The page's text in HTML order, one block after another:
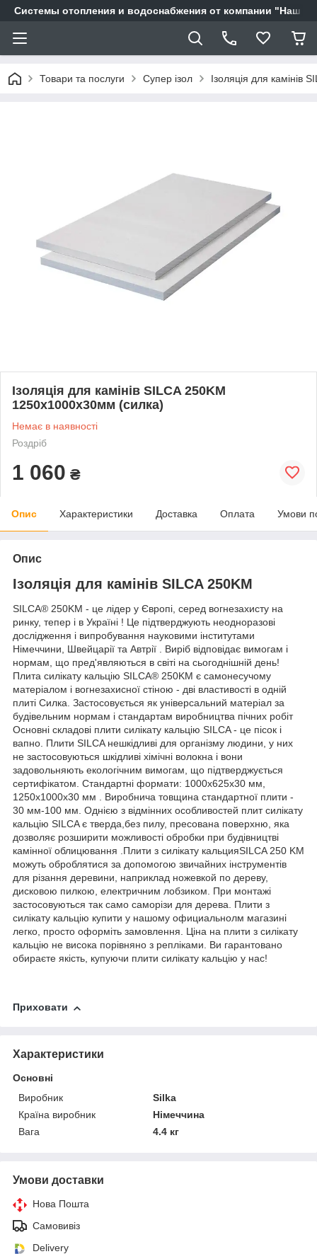
Системы отопления и водоснабжения от компании "Наш
Товари та послуги Супер ізол Ізоляція для камінів
Ізоляція для камінів SILCA 250KM
1250х1000х30мм (силка)
Немає в наявності
Роздріб
1 060 ₴
Опис Характеристики Доставка Оплата Умови
Опис
Ізоляція для камінів SILCA 250KM
SILCA® 250KM - це лідер у Європі, серед вогнезахисту на
ринку, тепер і в Україні ! Це підтверджують неодноразові
дослідження і випробування науковими інститутами
Німеччини, Швейцарії та Автрії . Виріб відповідає вимогам і
нормам, що пред'являються в світі на сьогоднішній день!
Плита силікату кальцію SILCA® 250KM є самонесучому
матеріалом і вогнезахисної стіною - дві властивості в одній
плиті Силка. Застосовується як універсальний матеріал за
будівельним нормам і стандартам виробництва пічних робіт
Основні складові плити силікату кальцію SILCA - це пісок і
вапно. Плити SILCA нешкідливі для організму людини, у них
не застосовуються шкідливі хімічні волокна і вони
задовольняють екологічним вимогам, що підтверджується
сертифікатом. Стандартні формати: 1000х625х30 мм,
1250х1000х30 мм . Виробнича товщина стандартної плити -
30 мм-100 мм. Однією з відмінних особливостей плит силікату
кальцію SILCA є тверда,без пилу, пресована поверхню, яка
дозволяє розширити можливості обробки при будівництві
камінної облицювання .Плити з силікату кальцияSILCA 250 KM
можуть оброблятися за допомогою звичайних інструментів
для різання деревини, наприклад ножевкой по дереву,
дисковою пилкою, електричним лобзиком. При монтажі
застосовуються так само саморізи для дерева. Плити з
силікату кальцію купити у нашому официальнолм магазині
легко, просто оформіть замовлення. Ціна на плити з силікату
кальцію не висока порівняно з репліками. Ви гарантовано
обираєте якість, купуючи плити силікату кальцію у нас!
Приховати
Характеристики
Основні
Виробник
Silka
Країна виробник
Німеччина
Вага
4.4 кг
Умови доставки
Нова Пошта
Самовивіз
Delivery